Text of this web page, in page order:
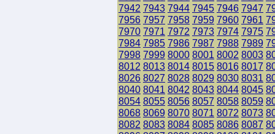
7942 7943 7944 7945 7946 7947
7956 7957 7958 7959 7960 7961
7970 7971 7972 7973 7974 7975
7984 7985 7986 7987 7988 7989
7998 7999 8000 8001 8002 8003
8012 8013 8014 8015 8016 8017
8026 8027 8028 8029 8030 8031
8040 8041 8042 8043 8044 8045
8054 8055 8056 8057 8058 8059
8068 8069 8070 8071 8072 8073
8082 8083 8084 8085 8086 8087